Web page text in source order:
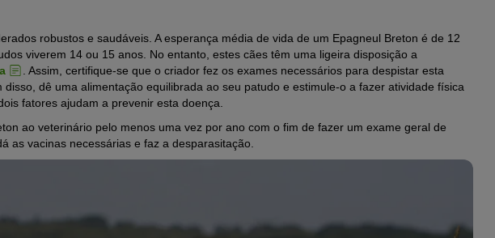
robustos e saudáveis. A esperança média de vida de um Epagneul Breton é de 12
viverem 14 ou 15 anos. No entanto, estes cães têm uma ligeira disposição a
. Assim, certifique-se que o criador fez os exames necessários para despistar esta
disso, dê uma alimentação equilibrada ao seu patudo e estimule-o a fazer atividade física
fatores ajudam a prevenir esta doença.
ao veterinário pelo menos uma vez por ano com o fim de fazer um exame geral de
as vacinas necessárias e faz a desparasitação.